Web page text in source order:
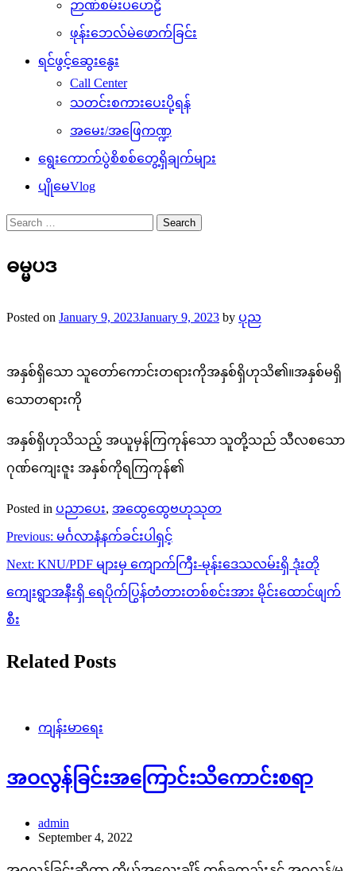
ဉာဏ်စမ်းပဟေဠိ
ဖုန်းဘေလ်မဲဖောက်ခြင်း
ရင်ဖွင့်ဆွေးနွေး
Call Center
သတင်းစကားပေးပို့ရန်
အမေး/အဖြေကဏ္ဍ
ရွေးကောက်ပွဲစိစစ်တွေ့ရှိချက်များ
ပျိုမေVlog
Search
for:
ဓမ္မပဒ
Posted on January 9, 2023January 9, 2023 by ပုည
အနှစ်ရှိသော သူတော်ကောင်းတရားကိုအနှစ်ရှိဟုသိ၏။အနှစ်မရှိ
သောတရားကို
အနှစ်ရှိဟုသိသည့် အယူမှန်ကြကုန်သော သူတို့သည် သီလစသော
ဂုဏ်ကျေးဇူး အနှစ်ကိုရကြကုန်၏
Posted in ပညာပေး, အထွေထွေဗဟုသုတ
Post
navigation
Previous: မင်္ဂလာနံနက်ခင်းပါရှင့်
Next: KNU/PDF များမှ ကျောက်ကြီး-မုန်းဒေသလမ်းရှိ ဒုံးတို
ကျေးရွာအနီးရှိ ရေပိုက်ပြွန်တံတားတစ်စင်းအား မိုင်းထောင်ဖျက်
စီး
Related Posts
ကျန်းမာရေး
အဝလွန်ခြင်းအကြောင်းသိကောင်းစရာ
admin
September 4, 2022